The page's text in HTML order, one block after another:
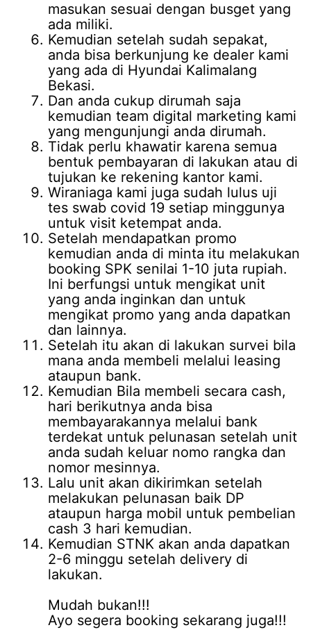
masukan sesuai dengan busget yang
ada miliki.
Kemudian setelah sudah sepakat,
anda bisa berkunjung ke dealer kami
yang ada di Hyundai Kalimalang
Bekasi.
Dan anda cukup dirumah saja
kemudian team digital marketing kami
yang mengunjungi anda dirumah.
Tidak perlu khawatir karena semua
bentuk pembayaran di lakukan atau di
tujukan ke rekening kantor kami.
Wiraniaga kami juga sudah lulus uji
tes swab covid 19 setiap minggunya
untuk visit ketempat anda.
Setelah mendapatkan promo
kemudian anda di minta itu melakukan
booking SPK senilai 1-10 juta rupiah.
Ini berfungsi untuk mengikat unit
yang anda inginkan dan untuk
mengikat promo yang anda dapatkan
dan lainnya.
Setelah itu akan di lakukan survei bila
mana anda membeli melalui leasing
ataupun bank.
Kemudian Bila membeli secara cash,
hari berikutnya anda bisa
membayarakannya melalui bank
terdekat untuk pelunasan setelah unit
anda sudah keluar nomo rangka dan
nomor mesinnya.
Lalu unit akan dikirimkan setelah
melakukan pelunasan baik DP
ataupun harga mobil untuk pembelian
cash 3 hari kemudian.
Kemudian STNK akan anda dapatkan
2-6 minggu setelah delivery di
lakukan.
Mudah bukan!!!
Ayo segera booking sekarang juga!!!